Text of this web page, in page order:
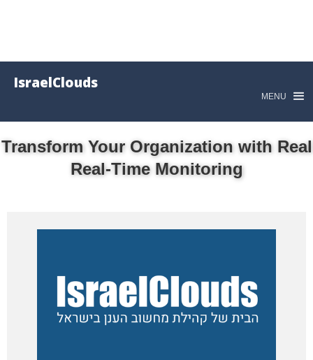
IsraelClouds
MENU
Transform Your Organization with Real
Real-Time Monitoring